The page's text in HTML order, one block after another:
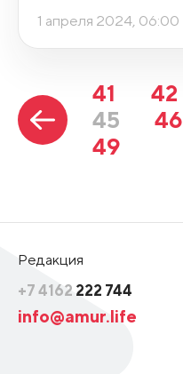
1 апреля 2024, 06:00
41 42
45
46
49
Редакция
+7 4162 222 744
info@amur.life